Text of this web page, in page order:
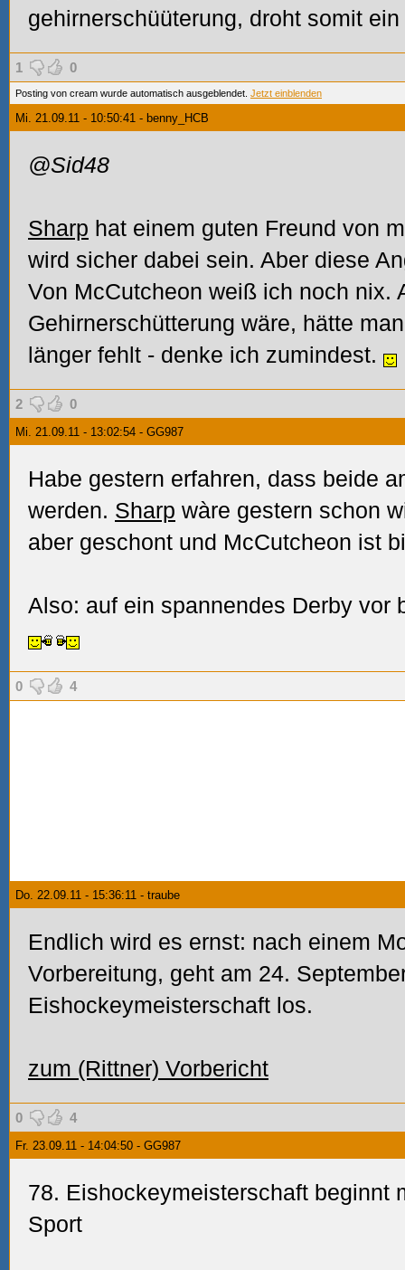
gehirnerschüüterung, droht somit
1 0
Posting von cream wurde automatisch ausgeblendet. Jetzt einblenden
Mi. 21.09.11 - 10:50:41 - benny_HCB
@Sid48
Sharp hat einem guten Freund von
wird sicher dabei sein. Aber diese
Von McCutcheon weiß ich noch nix.
Gehirnerschütterung wäre, hätte
länger fehlt - denke ich zumindest.
2 0
Mi. 21.09.11 - 13:02:54 - GG987
Habe gestern erfahren, dass beide
werden. Sharp wàre gestern schon
aber geschont und McCutcheon ist
Also: auf ein spannendes Derby vor
0 4
Do. 22.09.11 - 15:36:11 - traube
Endlich wird es ernst: nach einem
Vorbereitung, geht am 24.
Eishockeymeisterschaft los.
zum (Rittner) Vorbericht
0 4
Fr. 23.09.11 - 14:04:50 - GG987
78. Eishockeymeisterschaft beginnt
Sport